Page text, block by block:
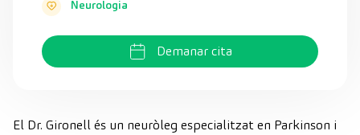
Neurologia
Demanar cita
El Dr. Gironell és un neuròleg especialitzat en Parkinson i